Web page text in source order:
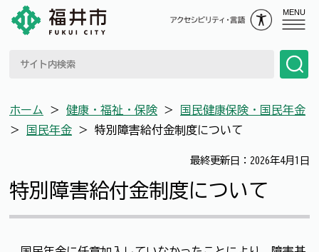
MENU
ホーム ＞ 健康・福祉・保険 ＞
国民健康保険・国民年金
＞
国民年金 ＞ 特別障害給付金制度について
最終更新日：2026年4月1日
特別障害給付金制度について